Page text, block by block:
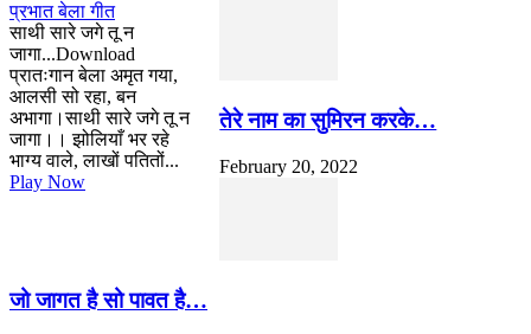
प्रभात बेला गीत
साथी सारे जगे तू न
जागा...Download
प्रातःगान बेला अमृत गया,
आलसी सो रहा, बन
अभागा।साथी सारे जगे तू न
जागा।। झोलियाँ भर रहे
भाग्य वाले, लाखों पतितों...
Play Now
तेरे नाम का सुमिरन करके…
February 20, 2022
जो जागत है सो पावत है…